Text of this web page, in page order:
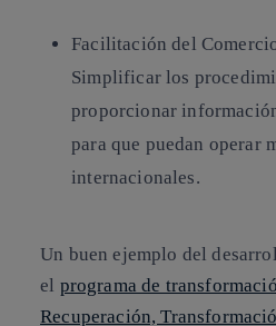
Facilitación del
Simplificar los
proporcionar
para que puedan operar
internacionales.
Un buen ejemplo del
el programa de
Recuperación,